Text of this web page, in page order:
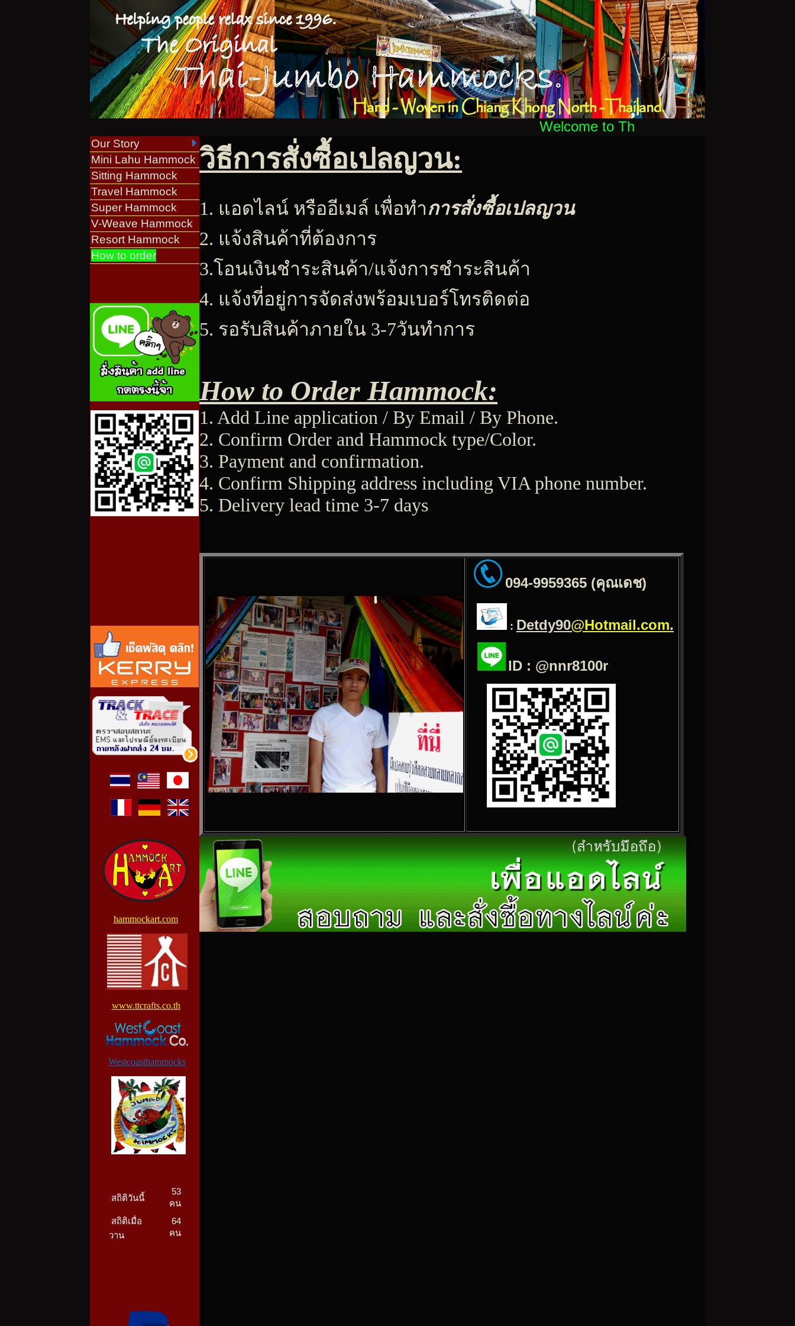
Welcome to Thai - Hammocks, the
Our Story
Mini Lahu Hammock
Sitting Hammock
Travel Hammock
Super Hammock
V-Weave Hammock
Resort Hammock
How to order
hammockart.com
www.ttcrafts.co.th
Westcoasthammocks
สถิติวันนี้
53
คน
สถิติเมื่อ
วาน
64
คน
วิธีการสั่งซื้อเปลญวน:
1. แอดไลน์ หรืออีเมล์ เพื่อทำการสั่งซื้อเปลญวน
2. แจ้งสินค้าที่ต้องการ
3.โอนเงินชำระสินค้า/แจ้งการชำระสินค้า
4. แจ้งที่อยู่การจัดส่งพร้อมเบอร์โทรติดต่อ
5. รอรับสินค้าภายใน 3-7วันทำการ
How to Order Hammock:
1. Add Line application / By Email / By Phone.
2. Confirm Order and Hammock type/Color.
3. Payment and confirmation.
4. Confirm Shipping address including VIA phone number.
5. Delivery lead time 3-7 days
094-9959365 (คุณเดช)
: Detdy90@Hotmail.com.
ID : @nnr8100r